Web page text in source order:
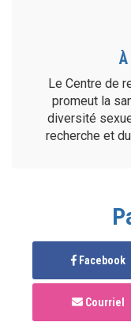
Le Centre de
promeut la
diversité
recherche et
Facebook
Courriel